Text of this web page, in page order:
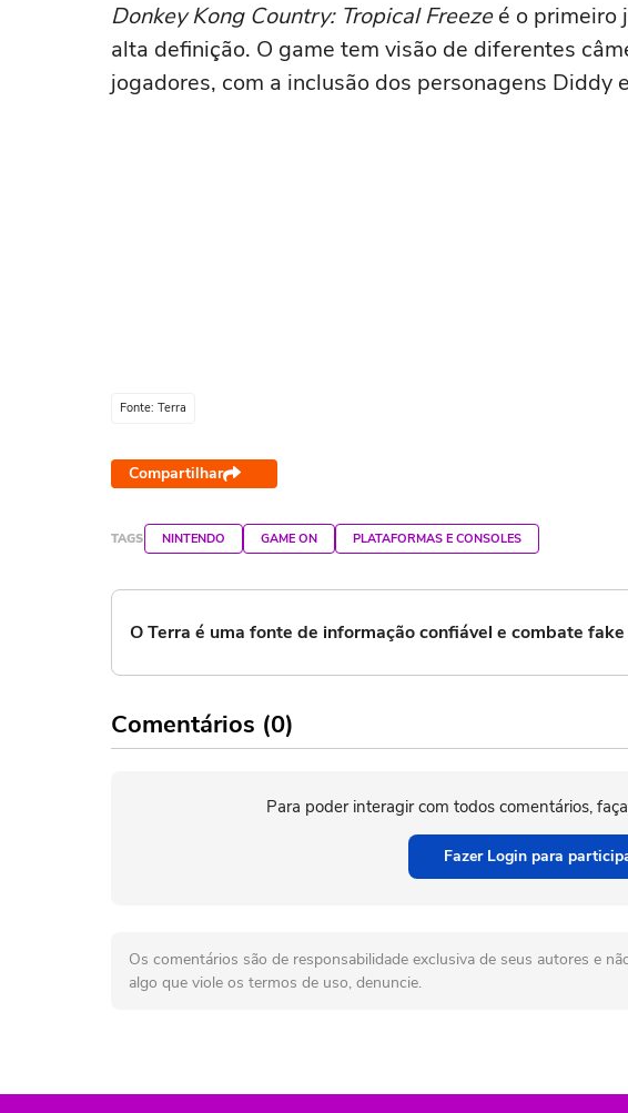
Donkey Kong Country: Tropical Freezeé o primeiro
alta definição. O game tem visão de diferentes
jogadores, com a inclusão dos personagens Diddy
Fonte: Terra
Compartilhar
TAGS NINTENDO GAME ON PLATAFORMAS E CONSOLES
O Terra é uma fonte de informação confiável e combate
Comentários (0)
Para poder interagir com todos comentários,
Fazer Login para
Os comentários são de responsabilidade exclusiva de seus autores e
algo que viole os termos de uso, denuncie.